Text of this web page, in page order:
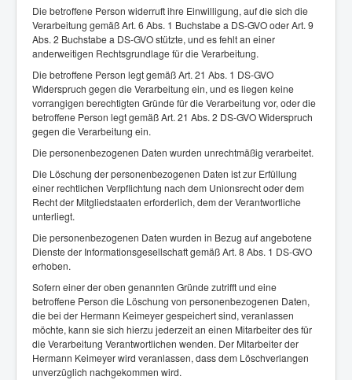
Die betroffene Person widerruft ihre Einwilligung, auf die sich die
Verarbeitung gemäß Art. 6 Abs. 1 Buchstabe a DS-GVO oder Art. 9
Abs. 2 Buchstabe a DS-GVO stützte, und es fehlt an einer
anderweitigen Rechtsgrundlage für die Verarbeitung.
Die betroffene Person legt gemäß Art. 21 Abs. 1 DS-GVO
Widerspruch gegen die Verarbeitung ein, und es liegen keine
vorrangigen berechtigten Gründe für die Verarbeitung vor, oder die
betroffene Person legt gemäß Art. 21 Abs. 2 DS-GVO Widerspruch
gegen die Verarbeitung ein.
Die personenbezogenen Daten wurden unrechtmäßig verarbeitet.
Die Löschung der personenbezogenen Daten ist zur Erfüllung
einer rechtlichen Verpflichtung nach dem Unionsrecht oder dem
Recht der Mitgliedstaaten erforderlich, dem der Verantwortliche
unterliegt.
Die personenbezogenen Daten wurden in Bezug auf angebotene
Dienste der Informationsgesellschaft gemäß Art. 8 Abs. 1 DS-GVO
erhoben.
Sofern einer der oben genannten Gründe zutrifft und eine
betroffene Person die Löschung von personenbezogenen Daten,
die bei der Hermann Keimeyer gespeichert sind, veranlassen
möchte, kann sie sich hierzu jederzeit an einen Mitarbeiter des für
die Verarbeitung Verantwortlichen wenden. Der Mitarbeiter der
Hermann Keimeyer wird veranlassen, dass dem Löschverlangen
unverzüglich nachgekommen wird.